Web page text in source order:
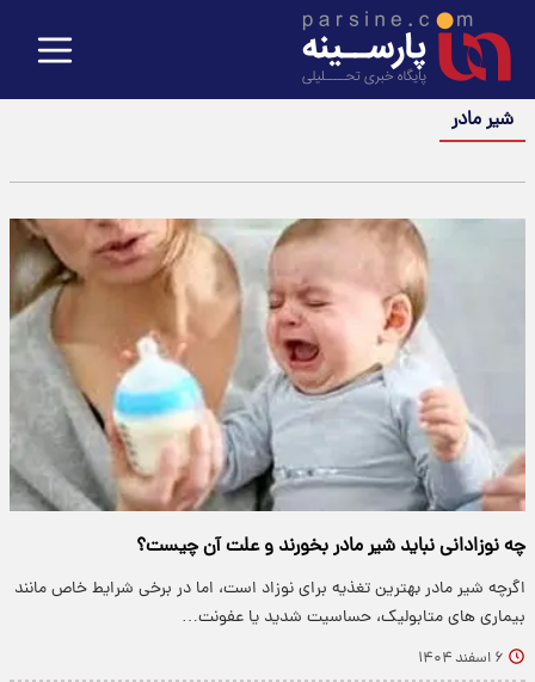
شیر مادر
چه نوزادانی نباید شیر مادر بخورند و علت آن چیست؟
اگرچه شیر مادر بهترین تغذیه برای نوزاد است، اما در برخی شرایط خاص مانند
بیماری های متابولیک، حساسیت شدید یا عفونت…
۶ اسفند ۱۴۰۴